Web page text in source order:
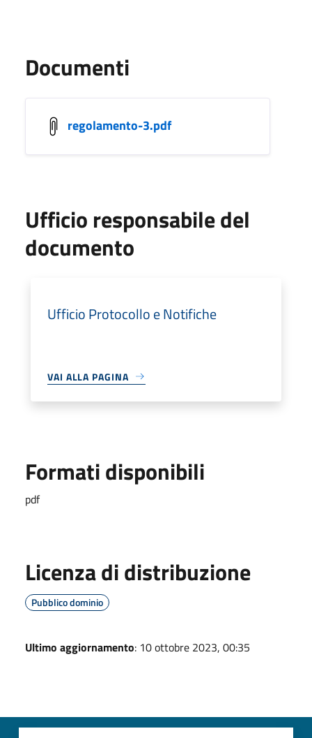
Documenti
regolamento-3.pdf
Ufficio responsabile del
documento
Ufficio Protocollo e Notifiche
VAI ALLA PAGINA
Formati disponibili
pdf
Licenza di distribuzione
Pubblico dominio
Ultimo aggiornamento: 10 ottobre 2023, 00:35